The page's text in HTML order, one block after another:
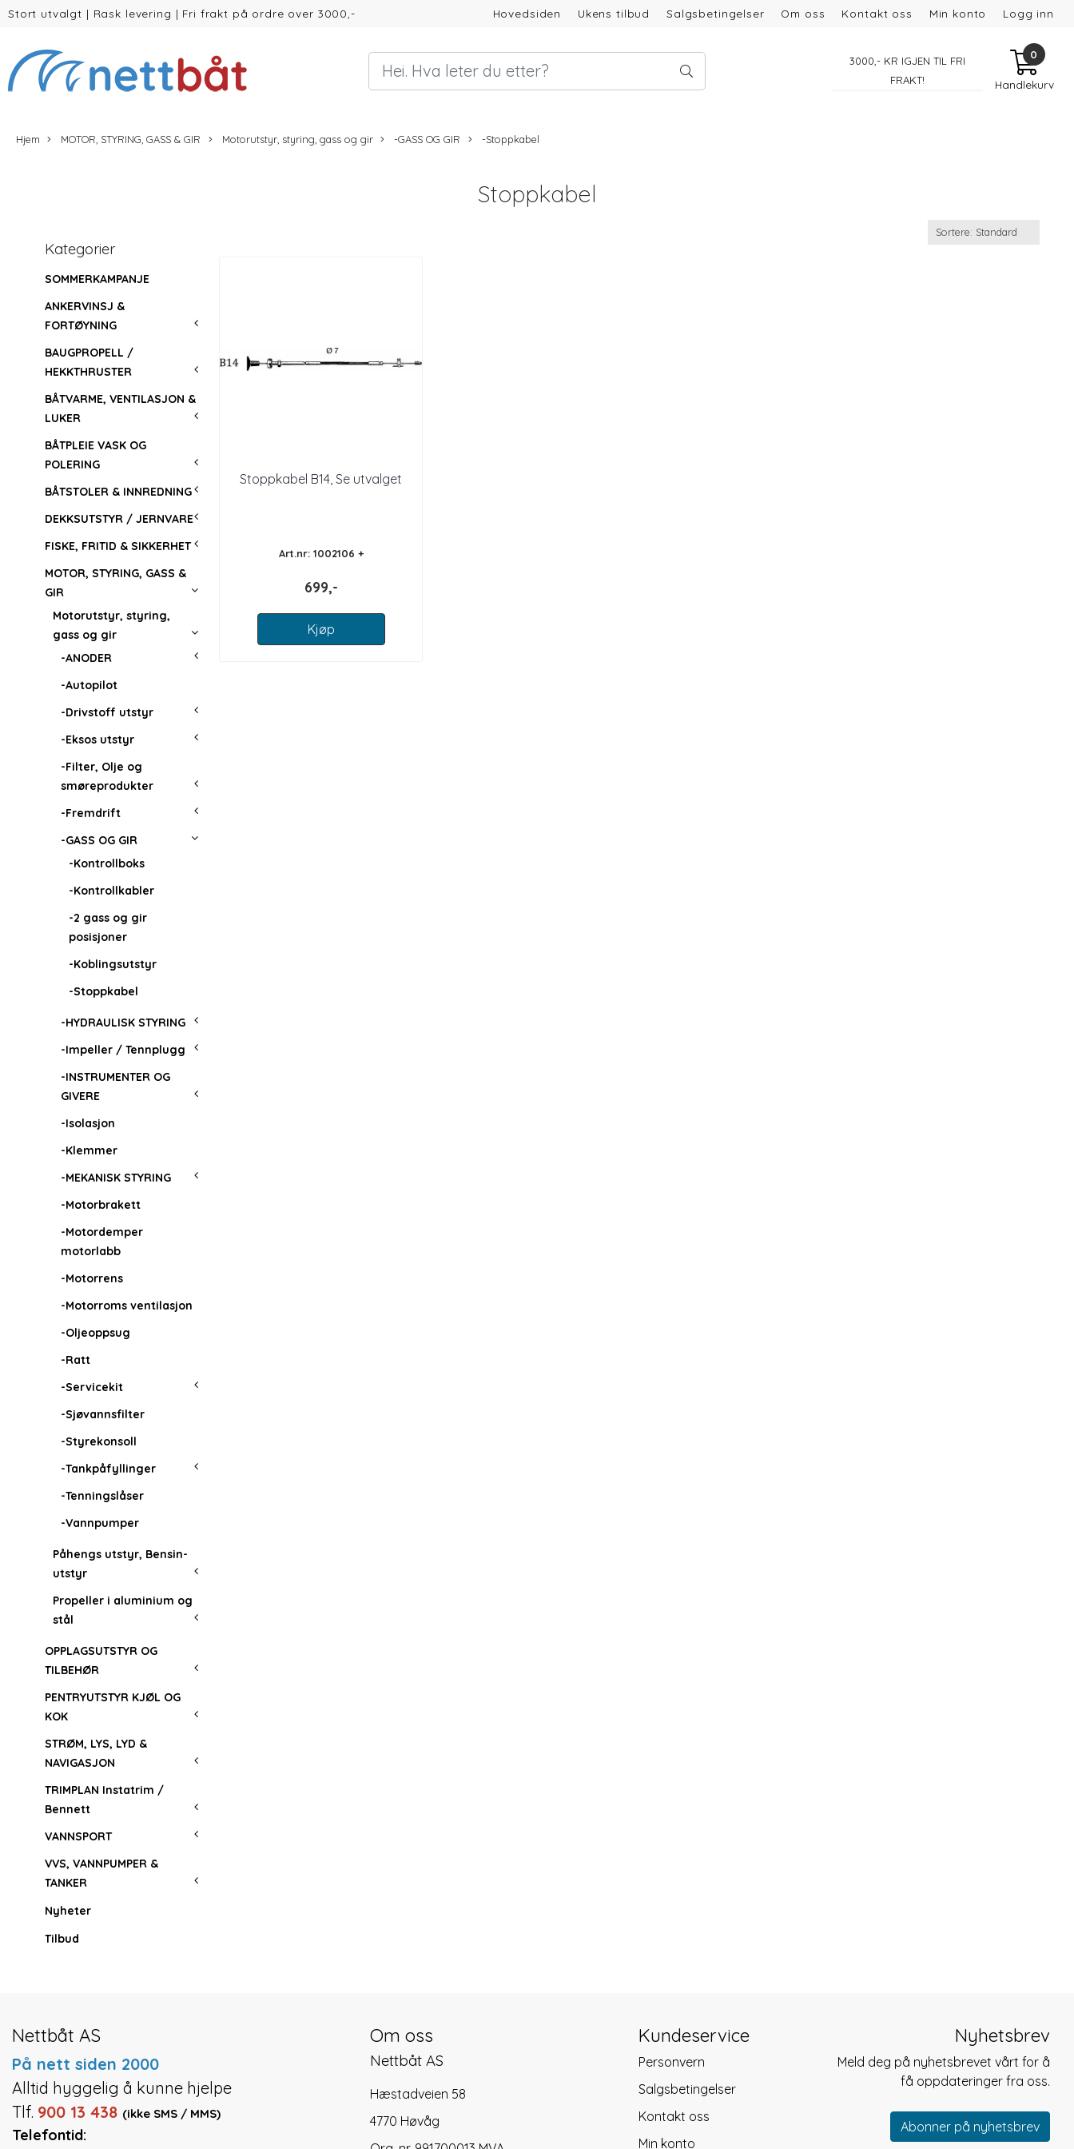
Stort utvalgt | Rask levering | Fri frakt på ordre over 3000,-
Hovedsiden Ukens tilbud Salgsbetingelser Om oss Kontakt oss Min konto Logg inn
3000 ,- KR IGJEN TIL FRI
FRAKT!
0
Handlekurv
Hjem MOTOR, STYRING, GASS & GIR Motorutstyr, styring, gass og gir -GASS OG GIR -Stoppkabel
Stoppkabel
Kategorier
SOMMERKAMPANJE
ANKERVINSJ &
FORTØYNING
BAUGPROPELL /
HEKKTHRUSTER
BÅTVARME, VENTILASJON &
LUKER
BÅTPLEIE VASK OG
POLERING
BÅTSTOLER & INNREDNING
DEKKSUTSTYR / JERNVARE
FISKE, FRITID & SIKKERHET
MOTOR, STYRING, GASS &
GIR
Motorutstyr, styring,
gass og gir
-ANODER
-Autopilot
-Drivstoff utstyr
-Eksos utstyr
-Filter, Olje og
smøreprodukter
-Fremdrift
-GASS OG GIR
-Kontrollboks
-Kontrollkabler
-2 gass og gir
posisjoner
-Koblingsutstyr
-Stoppkabel
-HYDRAULISK STYRING
-Impeller / Tennplugg
-INSTRUMENTER OG
GIVERE
-Isolasjon
-Klemmer
-MEKANISK STYRING
-Motorbrakett
-Motordemper
motorlabb
-Motorrens
-Motorroms ventilasjon
-Oljeoppsug
-Ratt
-Servicekit
-Sjøvannsfilter
-Styrekonsoll
-Tankpåfyllinger
-Tenningslåser
-Vannpumper
Påhengs utstyr, Bensin-
utstyr
Propeller i aluminium og
stål
OPPLAGSUTSTYR OG
TILBEHØR
PENTRYUTSTYR KJØL OG
KOK
STRØM, LYS, LYD &
NAVIGASJON
TRIMPLAN Instatrim /
Bennett
VANNSPORT
VVS, VANNPUMPER &
TANKER
Nyheter
Tilbud
Stoppkabel B14, Se utvalget
Art.nr: 1002106 +
699,-
Kjøp
Nettbåt AS
På nett siden 2000
Alltid hyggelig å kunne hjelpe
Tlf. 900 13 438 (ikke SMS / MMS)
Telefontid:
Om oss
Nettbåt AS
Hæstadveien 58
4770 Høvåg
Kundeservice
Personvern
Salgsbetingelser
Kontakt oss
Min konto
Nyhetsbrev
Meld deg på nyhetsbrevet vårt for å
få oppdateringer fra oss.
Abonner på nyhetsbrev